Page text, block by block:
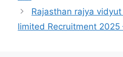
Rajasthan rajya
limited Recruitment 2025